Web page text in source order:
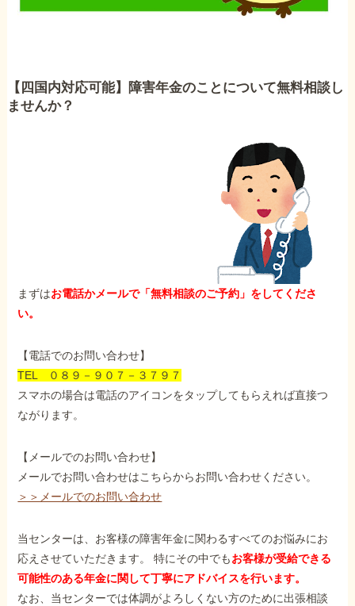
【四国内対応可能】障害年金のことについて無料相談し
ませんか？
まずはお電話かメールで「無料相談のご予約」をしてくださ
い。
【電話でのお問い合わせ】
TEL ０８９－９０７－３７９７
スマホの場合は電話のアイコンをタップしてもらえれば直接つ
ながります。
【メールでのお問い合わせ】
メールでお問い合わせはこちらからお問い合わせください。
＞＞メールでのお問い合わせ
当センターは、お客様の障害年金に関わるすべてのお悩みにお
応えさせていただきます。 特にその中でもお客様が受給できる
可能性のある年金に関して丁寧にアドバイスを行います。
なお、当センターでは体調がよろしくない方のために出張相談